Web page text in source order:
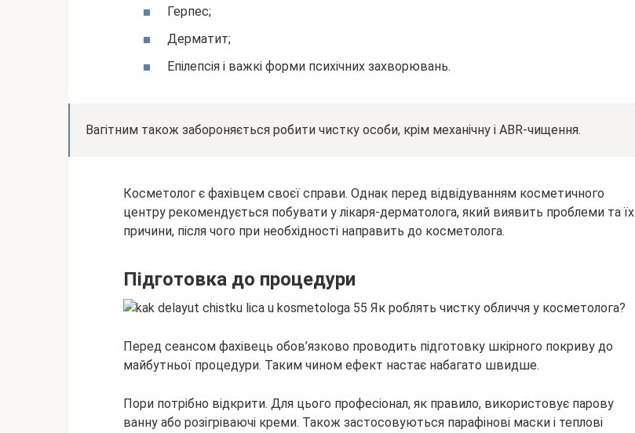
Герпес;
Дерматит;
Епілепсія і важкі форми психічних захворювань.
Вагітним також забороняється робити чистку особи, крім механічну і АBR-чищення.
Косметолог є фахівцем своєї справи. Однак перед відвідуванням косметичного
центру рекомендується побувати у лікаря-дерматолога, який виявить проблеми та їх
причини, після чого при необхідності направить до косметолога.
Підготовка до процедури
Перед сеансом фахівець обов’язково проводить підготовку шкірного покриву до
майбутньої процедури. Таким чином ефект настає набагато швидше.
Пори потрібно відкрити. Для цього професіонал, як правило, використовує парову
ванну або розігріваючі креми. Також застосовуються парафінові маски і теплові